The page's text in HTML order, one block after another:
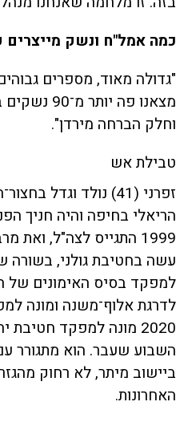
כמה אמל"ח ונשק
"גדולה מאוד, מספרים
מצאנו פה
וחלק הברחה מירדן".
טבילת אש
זפרני (41) נולד וגדל
הריאלי בחיפה והיה חניך
1999 התגייס לצה"ל,
לדרגת אלוף־משנה ומונה
2020 מונה למפקד
השבוע שעבר. הוא מתגורר
ביישוב מיתר, לא רחוק
האחרונות.